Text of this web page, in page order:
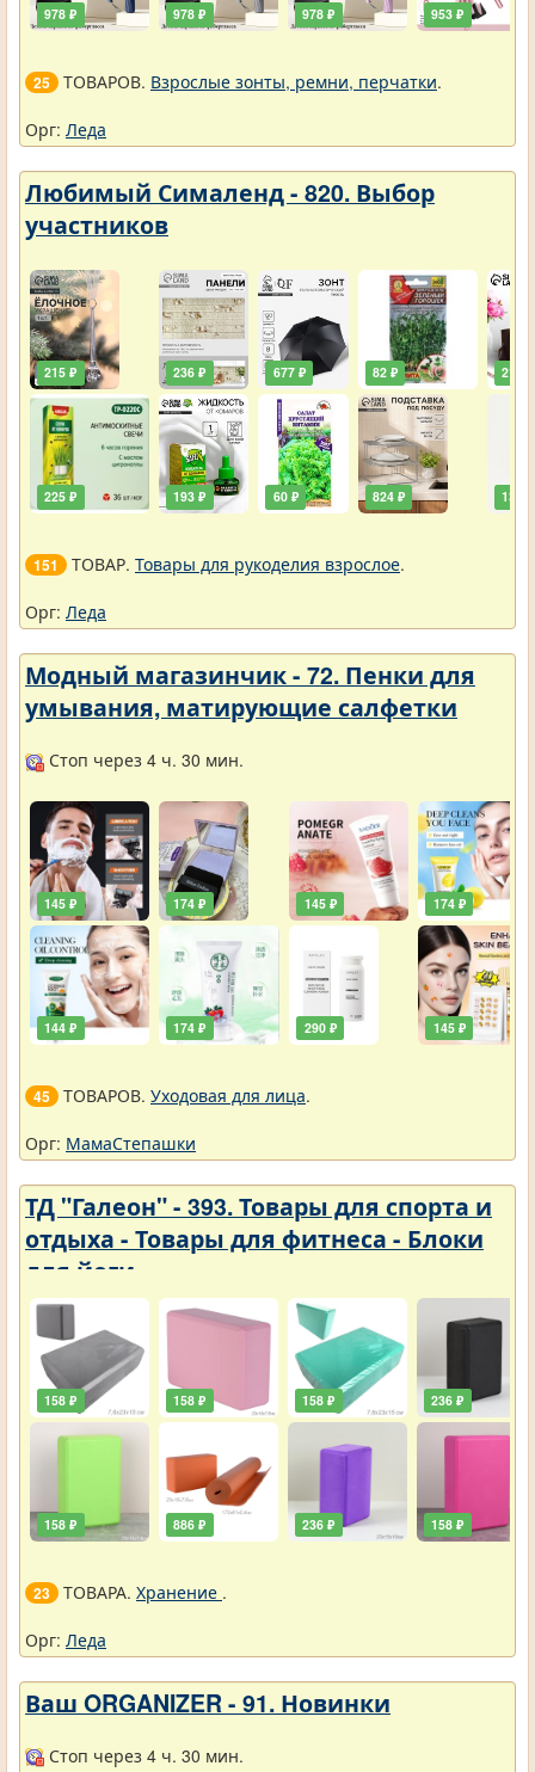
978 ₽ 978 ₽ 978 ₽ 953 ₽
25 ТОВАРОВ. Взрослые зонты, ремни, перчатки.
Орг: Леда
Любимый Сималенд - 820. Выбор
участников
215 ₽
225 ₽
236 ₽
193 ₽
677 ₽
60 ₽
82 ₽
824 ₽
211 ₽
138 ₽
151 ТОВАР. Товары для рукоделия взрослое.
Орг: Леда
Модный магазинчик - 72. Пенки для
умывания, матирующие салфетки
Стоп через 4 ч. 30 мин.
145 ₽
144 ₽
174 ₽
174 ₽
145 ₽
290 ₽
174 ₽
145 ₽
45 ТОВАРОВ. Уходовая для лица.
Орг: МамаСтепашки
ТД "Галеон" - 393. Товары для спорта и
отдыха - Товары для фитнеса - Блоки
для йоги
158 ₽
158 ₽
158 ₽
886 ₽
158 ₽
236 ₽
236 ₽
158 ₽
23 ТОВАРА. Хранение .
Орг: Леда
Ваш ORGANIZER - 91. Новинки
Стоп через 4 ч. 30 мин.